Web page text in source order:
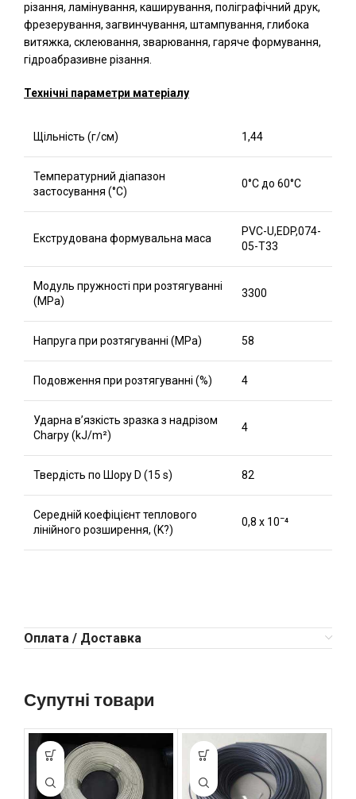
різання, ламінування, каширування, поліграфічний друк,
фрезерування, загвинчування, штампування, глибока
витяжка, склеювання, зварювання, гаряче формування,
гідроабразивне різання.
Технічні параметри матеріалу
Щільність (г/см) 1,44
Температурний діапазон
застосування (°C)
0°C до 60°C
Екструдована формувальна маса
PVC-U,EDP,074-
05-T33
Модуль пружності при розтягуванні
(MPa)
3300
Напруга при розтягуванні (MPa) 58
Подовження при розтягуванні (%) 4
Ударна в’язкість зразка з надрізом
Charpy (kJ/m²)
4
Твердість по Шору D (15 s) 82
Середній коефіцієнт теплового
лінійного розширення, (K?)
0,8 x 10ˉ⁴
Оплата / Доставка
Супутні товари